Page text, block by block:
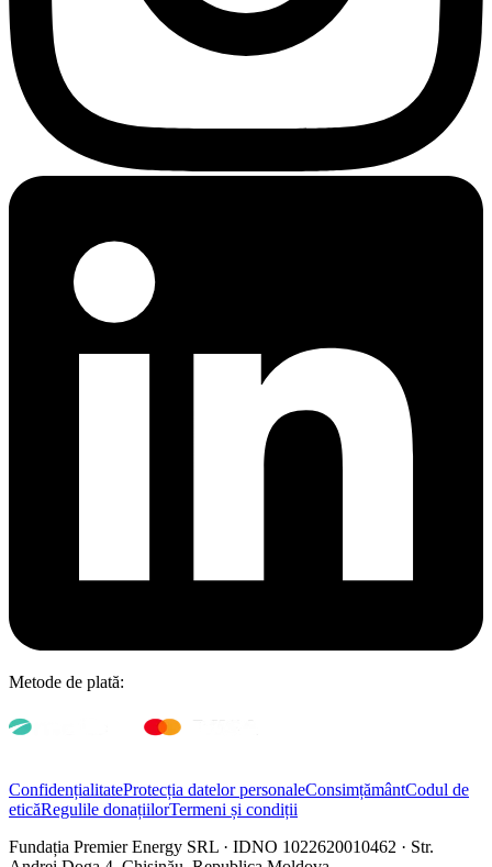
Metode de plată:
ConfidențialitateProtecția datelor personaleConsimțământCodul de
eticăRegulile donațiilorTermeni și condiții
Fundația Premier Energy SRL · IDNO 1022620010462 · Str.